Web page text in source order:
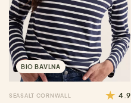
BIO BAVLNA
SEASALT CORNWALL 4.9